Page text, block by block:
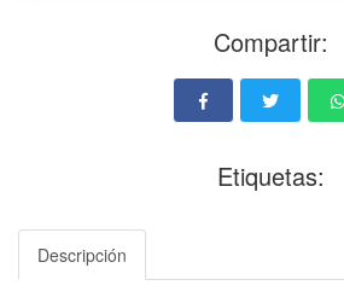
Compartir:
Etiquetas:
Descripción